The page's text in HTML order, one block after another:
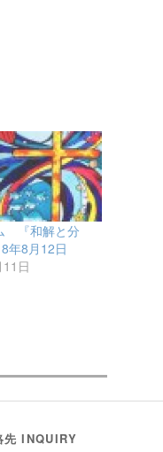
『和解と分
8月12日
日
先 INQUIRY